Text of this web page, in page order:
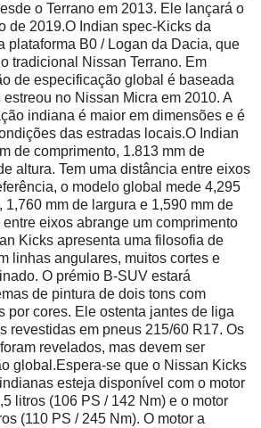
o Terrano em 2013. Ele lançará o
de 2019.O Indian spec-Kicks da
plataforma B0 / Logan da Dacia, que
tradicional Nissan Terrano. Em
de especificação global é baseada
no Nissan Micra em 2010. A
indiana é maior em dimensões e é
das estradas locais.O Indian
de comprimento, 1.813 mm de
altura. Tem uma distância entre eixos
o modelo global mede 4,295
1,760 mm de largura e 1,590 mm de
eixos abrange um comprimento
Kicks apresenta uma filosofia de
linhas angulares, muitos cortes e
O prémio B-SUV estará
de pintura de dois tons com
por cores. Ele ostenta jantes de liga
revestidas em pneus 215/60 R17. Os
revelados, mas devem ser
global.Espera-se que o Nissan Kicks
esteja disponível com o motor
litros (106 PS / 142 Nm) e o motor
(110 PS / 245 Nm). O motor a